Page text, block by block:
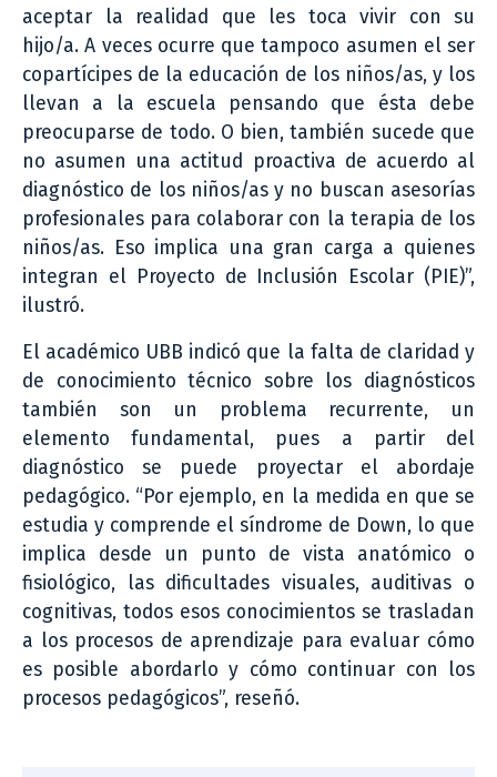
aceptar la realidad que les toca vivir con su
hijo/a. A veces ocurre que tampoco asumen el ser
copartícipes de la educación de los niños/as, y los
llevan a la escuela pensando que ésta debe
preocuparse de todo. O bien, también sucede que
no asumen una actitud proactiva de acuerdo al
diagnóstico de los niños/as y no buscan asesorías
profesionales para colaborar con la terapia de los
niños/as. Eso implica una gran carga a quienes
integran el Proyecto de Inclusión Escolar (PIE)”,
ilustró.
El académico UBB indicó que la falta de claridad y
de conocimiento técnico sobre los diagnósticos
también son un problema recurrente, un
elemento fundamental, pues a partir del
diagnóstico se puede proyectar el abordaje
pedagógico. “Por ejemplo, en la medida en que se
estudia y comprende el síndrome de Down, lo que
implica desde un punto de vista anatómico o
fisiológico, las dificultades visuales, auditivas o
cognitivas, todos esos conocimientos se trasladan
a los procesos de aprendizaje para evaluar cómo
es posible abordarlo y cómo continuar con los
procesos pedagógicos”, reseñó.